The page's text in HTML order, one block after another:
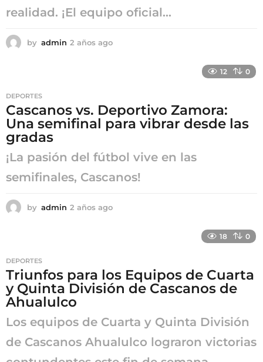
realidad. ¡El equipo oficial...
by admin 2 años ago
g
o
12 0
DEPORTES
Cascanos vs. Deportivo Zamora:
Una semifinal para vibrar desde las
gradas
¡La pasión del fútbol vive en las
semifinales, Cascanos!
by admin 2 años ago
g
o
18 0
DEPORTES
Triunfos para los Equipos de Cuarta
y Quinta División de Cascanos de
Ahualulco
Los equipos de Cuarta y Quinta División
de Cascanos Ahualulco lograron victorias